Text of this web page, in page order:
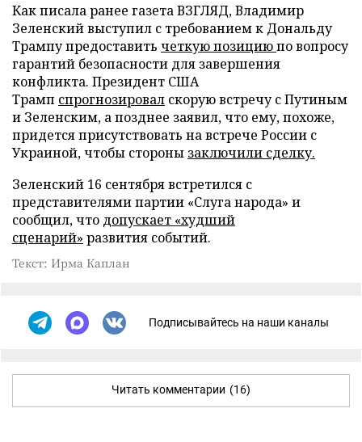
Как писала ранее газета ВЗГЛЯД, Владимир
Зеленский выступил с требованием к Дональду
Трампу предоставить четкую позициюпо вопросу
гарантий безопасности для завершения
конфликта. Президент США
Трамп спрогнозировал скорую встречу с Путиным
и Зеленским, а позднее заявил, что ему, похоже,
придется присутствовать на встрече России с
Украиной, чтобы стороны заключили сделку.
Зеленский 16 сентября встретился с
представителями партии «Слуга народа» и
сообщил, что допускает «худший
сценарий» развития событий.
Текст: Ирма Каплан
Подписывайтесь на наши каналы
Читать комментарии (16)